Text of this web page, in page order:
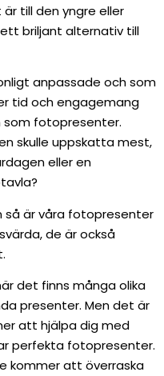
till den yngre eller
briljant alternativ till
anpassade och som
tid och engagemang
som fotopresenter.
skulle uppskatta mest,
eller en
så är våra fotopresenter
de är också
det finns många olika
presenter. Men det är
att hjälpa dig med
perfekta fotopresenter.
kommer att överraska